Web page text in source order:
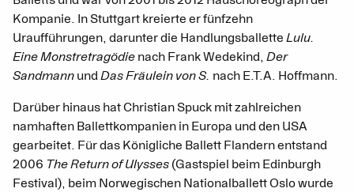
Kompanie. In Stuttgart kreierte er fünfzehn
Uraufführungen, darunter die Handlungsballette Lulu.
Eine Monstretragödie nach Frank Wedekind, Der
Sandmann undDas Fräulein von S. nach E.T.A. Hoffmann.
Darüber hinaus hat Christian Spuck mit zahlreichen
namhaften Ballettkompanien in Europa und den USA
gearbeitet. Für das Königliche Ballett Flandern entstand
2006 The Return of Ulysses (Gastspiel beim Edinburgh
Festival), beim Norwegischen Nationalballett Oslo wurde